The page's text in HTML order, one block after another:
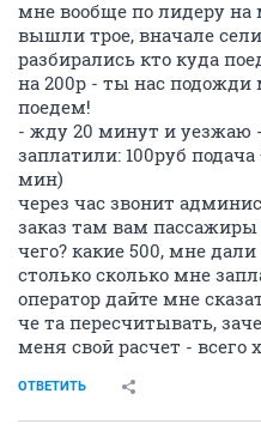
мне вообще по лидеру на
вышли трое, вначале
разбирались кто куда
на 200р - ты нас
поедем!
- жду 20 минут и уезжаю -
заплатили: 100руб
мин)
через час звонит
заказ там вам
чего? какие 500, мне
столько сколько мне
оператор дайте мне
че та пересчитывать,
меня свой расчет - всего
ОТВЕТИТЬ